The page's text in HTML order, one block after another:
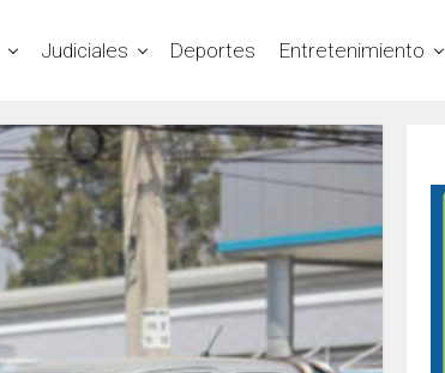
Judiciales Deportes Entretenimiento